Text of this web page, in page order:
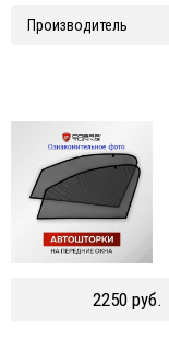
2250 руб.